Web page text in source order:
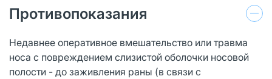
Противопоказания
Недавнее оперативное вмешательство или травма
носа с повреждением слизистой оболочки носовой
полости - до заживления раны (в связи с